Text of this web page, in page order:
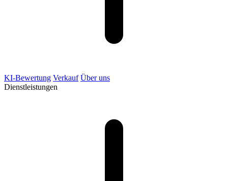
KI-Bewertung Verkauf Über uns
Dienstleistungen